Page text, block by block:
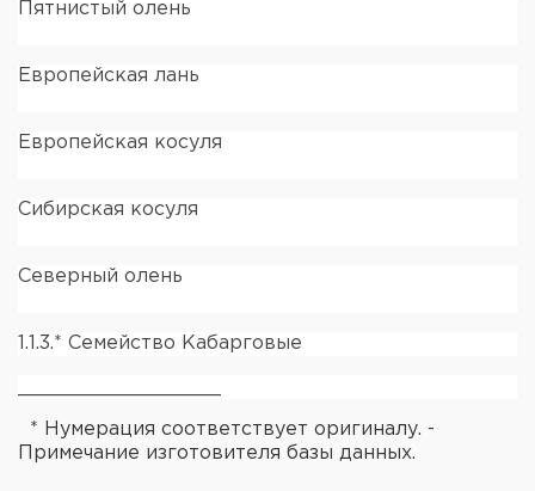
Пятнистый олень
Европейская лань
Европейская косуля
Сибирская косуля
Северный олень
1.1.3.* Семейство Кабарговые
* Нумерация соответствует оригиналу. -
Примечание изготовителя базы данных.